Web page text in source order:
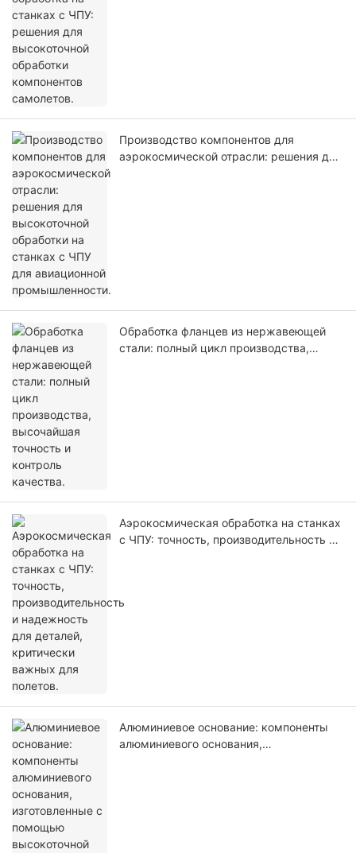
Производство компонентов для
аэрокосмической отрасли: решения для
Обработка фланцев из нержавеющей
стали: полный цикл производства,
Аэрокосмическая обработка на станках
с ЧПУ: точность, производительность и
Алюминиевое основание: компоненты
алюминиевого основания,